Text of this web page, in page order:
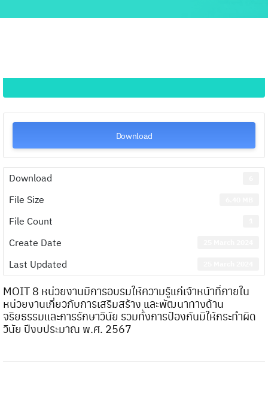
Download
Download
File Size
File Count
Create Date
Last Updated
MOIT 8 หน่วยงานมีการอบรมให้ความรู้แก่เจ้าหน้าที่ภายใน
หน่วยงานเกี่ยวกับการเสริมสร้าง และพัฒนาทางด้าน
จริยธรรมและการรักษาวินัย รวมทั้งการป้องกันมิให้กระทำผิด
วินัย ปีงบประมาณ พ.ศ. 2567